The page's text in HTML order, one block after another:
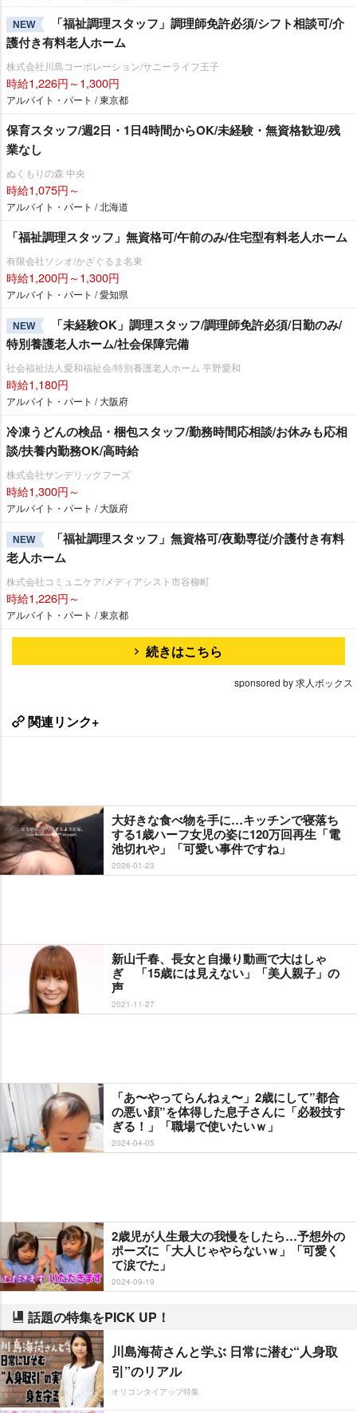
NEW
「福祉調理スタッフ」調理師免許必須/シフト相談可/介
護付き有料老人ホーム
株式会社川島コーポレーション/サニーライフ王子
時給1,226円～1,300円
アルバイト・パート / 東京都
保育スタッフ/週2日・1日4時間からOK/未経験・無資格歓迎/残
業なし
ぬくもりの森 中央
時給1,075円～
アルバイト・パート / 北海道
「福祉調理スタッフ」無資格可/午前のみ/住宅型有料老人ホーム
有限会社ソシオ/かざぐるま名東
時給1,200円～1,300円
アルバイト・パート / 愛知県
NEW
「未経験OK」調理スタッフ/調理師免許必須/日勤のみ/
特別養護老人ホーム/社会保障完備
社会福祉法人愛和福祉会/特別養護老人ホーム 平野愛和
時給1,180円
アルバイト・パート / 大阪府
冷凍うどんの検品・梱包スタッフ/勤務時間応相談/お休みも応相
談/扶養内勤務OK/高時給
株式会社サンデリックフーズ
時給1,300円～
アルバイト・パート / 大阪府
NEW
「福祉調理スタッフ」無資格可/夜勤専従/介護付き有料
老人ホーム
株式会社コミュニケア/メディアシスト市谷柳町
時給1,226円～
アルバイト・パート / 東京都
続きはこちら
sponsored by 求人ボックス
関連リンク+
大好きな食べ物を手に…キッチンで寝落ち
する1歳ハーフ女児の姿に120万回再生「電
池切れや」「可愛い事件ですね」
2026-01-23
新山千春、長女と自撮り動画で大はしゃ
ぎ 「15歳には見えない」「美人親子」の
声
2021-11-27
「あ〜やってらんねぇ〜」2歳にして”都合
の悪い顔”を体得した息子さんに「必殺技す
ぎる！」「職場で使いたいｗ」
2024-04-05
2歳児が人生最大の我慢をしたら…予想外の
ポーズに「大人じゃやらないｗ」「可愛く
て涙でた」
2024-09-19
話題の特集をPICK UP！
川島海荷さんと学ぶ 日常に潜む“人身取
引”のリアル
オリコンタイアップ特集